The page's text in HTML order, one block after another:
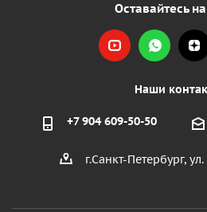
Оставайтесь
Наши
+7 904 609-50-50
г.Санкт-Петербург,